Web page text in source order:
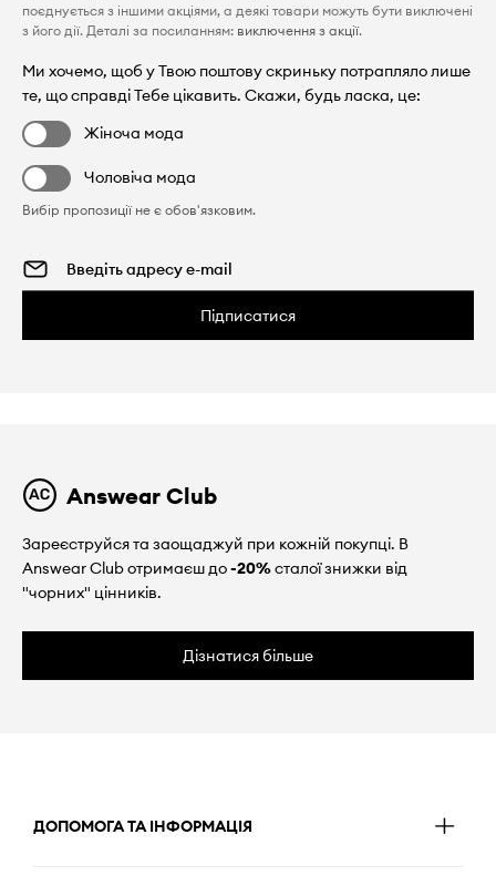
поєднується з іншими акціями, а деякі товари можуть бути виключені
з його дії. Деталі за посиланням: виключення з акції.
Ми хочемо, щоб у Твою поштову скриньку потрапляло лише
те, що справді Тебе цікавить. Скажи, будь ласка, це:
Жіноча мода
Чоловіча мода
Вибір пропозиції не є обов'язковим.
Підписатися
Answear Club
Зареєструйся та заощаджуй при кожній покупці. В
Answear Club отримаєш до-20%сталої знижки від
"чорних" цінників.
Дізнатися більше
ДОПОМОГА ТА ІНФОРМАЦІЯ